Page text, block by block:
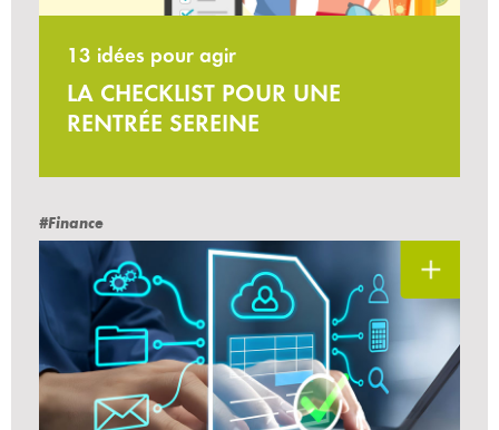
13 idées pour agir
LA CHECKLIST POUR UNE
RENTRÉE SEREINE
#Finance